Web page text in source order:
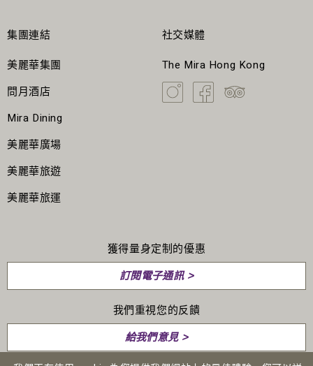
集團連結
美麗華集團
問月酒店
Mira Dining
美麗華廣場
美麗華旅遊
美麗華旅運
社交媒體
The Mira Hong Kong
獲得量身定制的優惠
訂閱電子通訊 >
我們重視您的反饋
給我們意見 >